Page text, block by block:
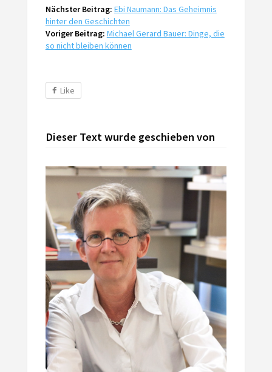
Nächster Beitrag: Ebi Naumann: Das Geheimnis
hinter den Geschichten
Voriger Beitrag: Michael Gerard Bauer: Dinge, die
so nicht bleiben können
Like
Dieser Text wurde geschieben von